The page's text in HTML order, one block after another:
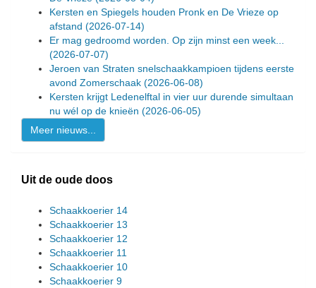
Kersten en Spiegels houden Pronk en De Vrieze op
afstand (2026-07-14)
Er mag gedroomd worden. Op zijn minst een week...
(2026-07-07)
Jeroen van Straten snelschaakkampioen tijdens eerste
avond Zomerschaak (2026-06-08)
Kersten krijgt Ledenelftal in vier uur durende simultaan
nu wél op de knieën (2026-06-05)
Meer nieuws...
Uit de oude doos
Schaakkoerier 14
Schaakkoerier 13
Schaakkoerier 12
Schaakkoerier 11
Schaakkoerier 10
Schaakkoerier 9